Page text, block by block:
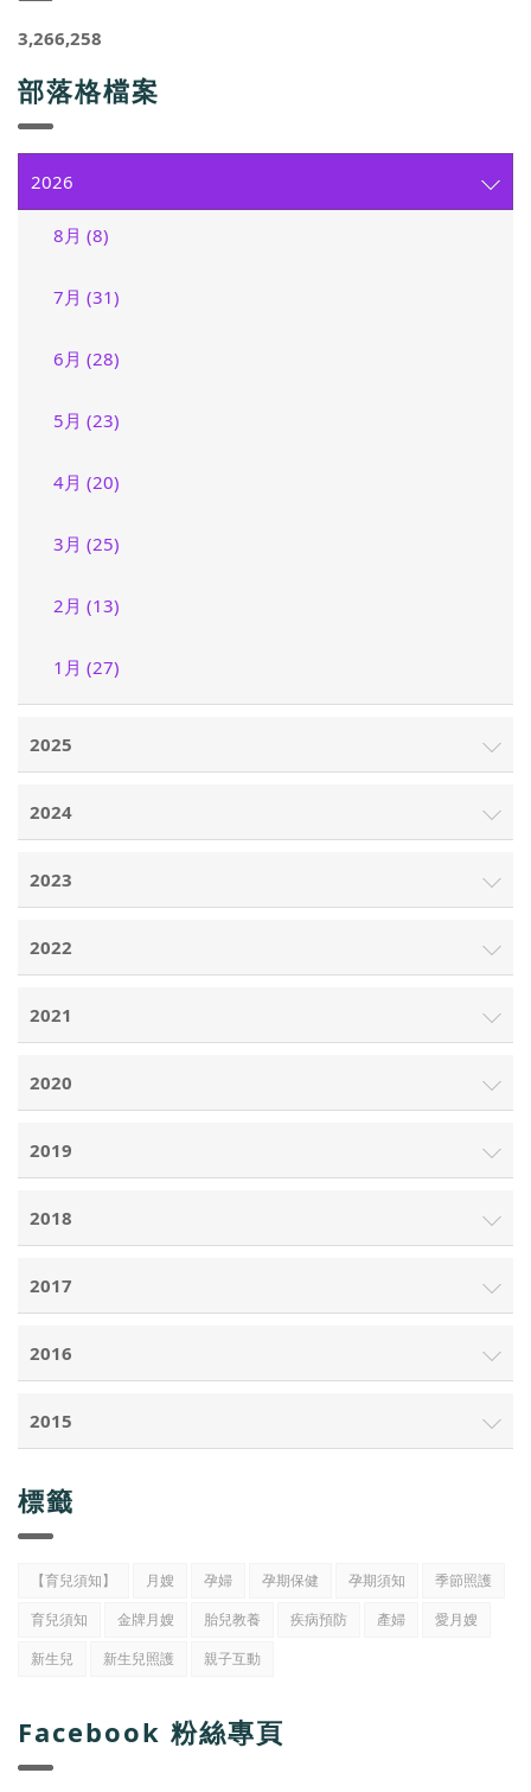
3,266,258
部落格檔案
2026
8月 (8)
7月 (31)
6月 (28)
5月 (23)
4月 (20)
3月 (25)
2月 (13)
1月 (27)
2025
2024
2023
2022
2021
2020
2019
2018
2017
2016
2015
標籤
【育兒須知】 月嫂 孕婦 孕期保健 孕期須知
季節照護
育兒須知
金牌月嫂 胎兒教養 疾病預防 產婦
愛月嫂
新生兒
新生兒照護 親子互動
Facebook 粉絲專頁